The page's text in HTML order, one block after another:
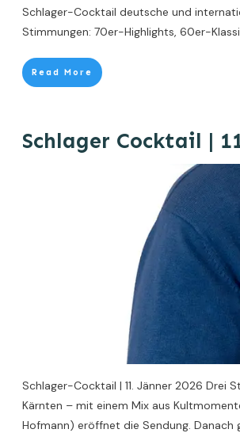
Schlager-Cocktail deutsche und
Stimmungen: 70er-Highlights, 60er-
Read More
Schlager Cocktail |
Schlager-Cocktail | 11. Jänner 2026 Drei
Kärnten – mit einem Mix aus
Hofmann) eröffnet die Sendung. Danach